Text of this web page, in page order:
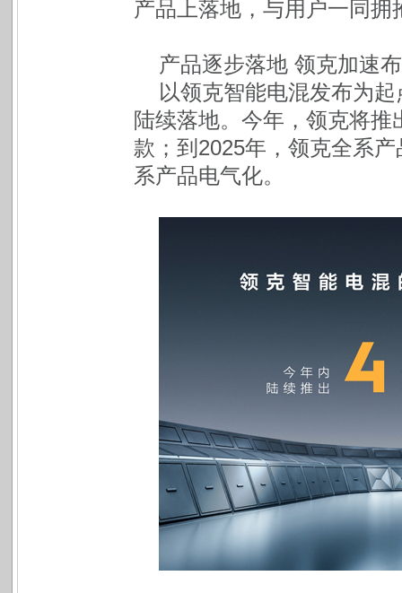
产品上落地，与用户一同拥
产品逐步落地 领克加速
以领克智能电混发布为
陆续落地。今年，领克将
款；到2025年，领克全系
系产品电气化。